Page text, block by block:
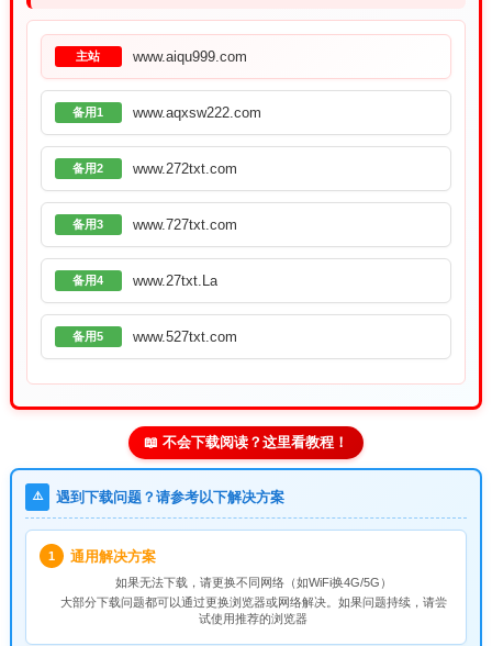
主站 www.aiqu999.com
备用1 www.aqxsw222.com
备用2 www.272txt.com
备用3 www.727txt.com
备用4 www.27txt.La
备用5 www.527txt.com
📖 不会下载阅读？这里看教程！
⚠️ 遇到下载问题？请参考以下解决方案
1 通用解决方案
如果无法下载，请更换不同网络（如WiFi换4G/5G）
大部分下载问题都可以通过更换浏览器或网络解决。如果问题持续，请尝
试使用推荐的浏览器